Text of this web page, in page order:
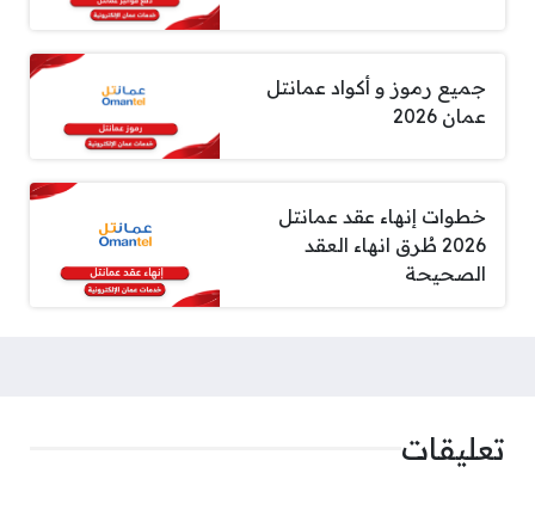
جميع رموز و أكواد عمانتل
عمان 2026
خطوات إنهاء عقد عمانتل
2026 طُرق انهاء العقد
الصحيحة
تعليقات